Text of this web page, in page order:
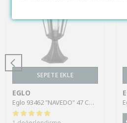
SEPETE EKLE
EGLO
Eglo 93462 "NAVEDO" 47 Cm Yüksekliğinde Alüminyum Döküm Dış Mekan Bahçe Aydınlatması Direk Ip44